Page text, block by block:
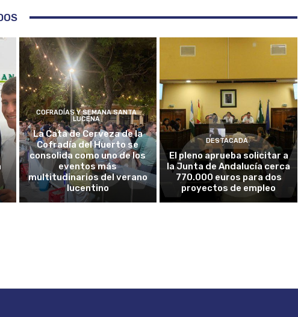
COFRADÍAS Y SEMANA SANTA
LUCENA
La Cata de Cerveza de la
Cofradía del Huerto se
consolida como uno de los
eventos más
multitudinarios del verano
lucentino
DESTACADA
El pleno aprueba solicitar a
la Junta de Andalucía cerca
770.000 euros para dos
proyectos de empleo